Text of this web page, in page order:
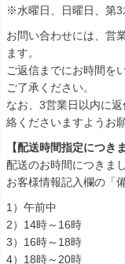
※水曜日、日曜日、第3
お問い合わせには、営
ます。
ご返信までにお時間を
ご了承ください。
なお、3営業日以内に
絡くださいますようお
【配送時間指定につき
配送のお時間につきま
お客様情報記入欄の「
1）午前中
2）14時～16時
3）16時～18時
4）18時～20時